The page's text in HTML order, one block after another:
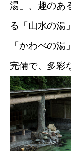
湯」、趣のあ
る「山水の湯
「かわべの
完備で、多彩